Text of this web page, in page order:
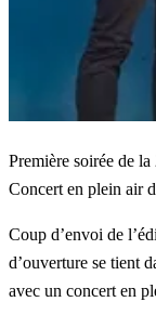
Première soirée de
Concert en plein air
Coup d’envoi de
d’ouverture se tient
avec un concert en